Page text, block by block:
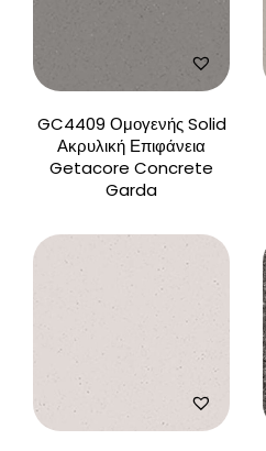
GC4409 Ομογενής Solid
Ακρυλική Επιφάνεια
Getacore Concrete
Garda